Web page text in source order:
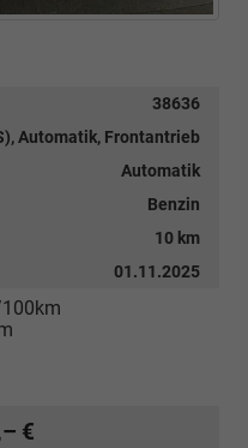
38636
Automatik, Frontantrieb
Automatik
Benzin
10 km
01.11.2025
€